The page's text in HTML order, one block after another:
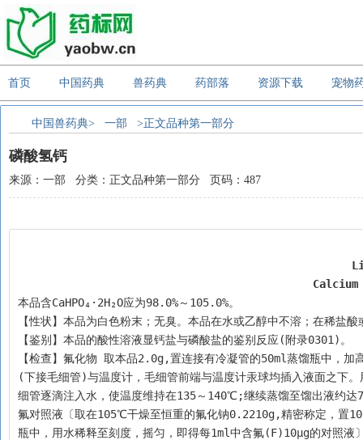
首页 中国药典 兽药典 药部落 资源下载 宠物
中国兽药典> 一部 >正文品种第一部分
磷酸氢钙
来源：一部 分类：正文品种第一部分 页码：487
Calcium
本品含CaHPO₄·2H₂O应为98.0%～105.0%。
【性状】本品为白色粉末；无臭。本品在水或乙醇中不溶；在稀盐
【鉴别】本品的酸性溶液显钙盐与磷酸盐的鉴别反应(附录0301)。
【检查】氟化物 取本品2.0g,置连接有冷凝管的50ml蒸馏瓶中，
(下接毛细管)与温度计，毛细管前端与温度计汞球均插入液面之下
细管逐滴注入水，使温度维持在135～140℃;继续蒸馏至馏出液约
氟对照液〔取在105℃干燥至恒重的氟化钠0.2210g,精密称定，置
瓶中，用水稀释至刻度，摇匀，即得每1ml中含氟(F)10μg的对照